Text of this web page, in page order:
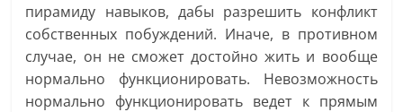
пирамиду навыков, дабы разрешить конфликт
собственных побуждений. Иначе, в противном
случае, он не сможет достойно жить и вообще
нормально функционировать. Невозможность
нормально функционировать ведет к прямым